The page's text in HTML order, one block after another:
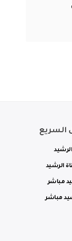
السريع
الرشيد
مباشر
مباشر